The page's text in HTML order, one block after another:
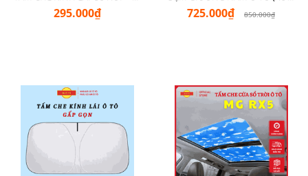
295.000₫ 725.000₫ 850.000₫